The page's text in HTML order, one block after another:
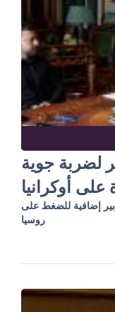
لضربة جوية
أوكرانيا
إضافية للضغط على
روسيا